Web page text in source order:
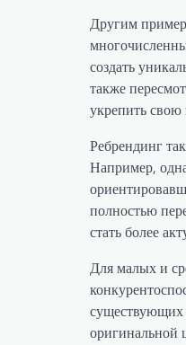
Другим
создать
также
укрепить свою
Ребрендинг
Например,
полностью
стать более
Для малых и
существующих
оригинальной